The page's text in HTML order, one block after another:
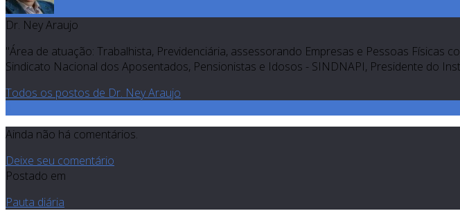
Dr. Ney Araujo
"Área de atuação: Trabalhista, Previdenciária, assessorando Empresas e Pessoas Físicas
Sindicato Nacional dos Aposentados, Pensionistas e Idosos - SINDNAPI, Presidente do
Todos os postos de Dr. Ney Araujo
Ainda não há comentários.
Deixe seu comentário
Postado em
Pauta diária